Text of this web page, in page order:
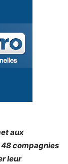
aux
compagnies
leur